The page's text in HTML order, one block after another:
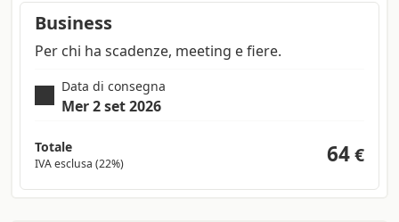
Business
Per chi ha scadenze, meeting e fiere.
Data di consegna
Mer 2 set 2026
Totale
IVA esclusa (22%) 64€